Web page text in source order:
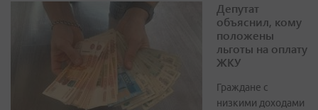
Депутат
объяснил, кому
положены
льготы на оплату
ЖКУ
Граждане с
низкими доходами